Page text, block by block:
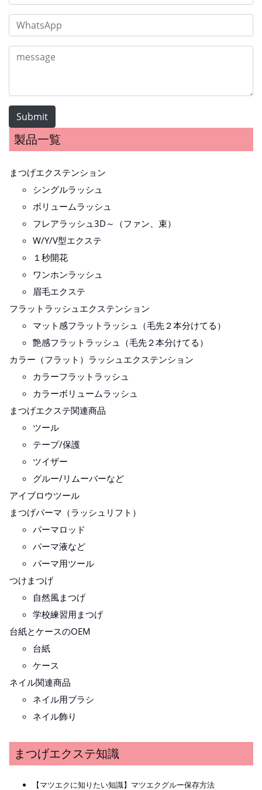
Submit
製品一覧
まつげエクステンション
シングルラッシュ
ボリュームラッシュ
フレアラッシュ3D～（ファン、束）
W/Y/V型エクステ
１秒開花
ワンホンラッシュ
眉毛エクステ
フラットラッシュエクステンション
マット感フラットラッシュ（毛先２本分けてる）
艶感フラットラッシュ（毛先２本分けてる）
カラー（フラット）ラッシュエクステンション
カラーフラットラッシュ
カラーボリュームラッシュ
まつげエクステ関連商品
ツール
テープ/保護
ツイザー
グルー/リムーバーなど
アイブロウツール
まつげパーマ（ラッシュリフト）
パーマロッド
パーマ液など
パーマ用ツール
つけまつげ
自然風まつげ
学校練習用まつげ
台紙とケースのOEM
台紙
ケース
ネイル関連商品
ネイル用ブラシ
ネイル飾り
まつげエクステ知識
【マツエクに知りたい知識】マツエクグルー保存方法